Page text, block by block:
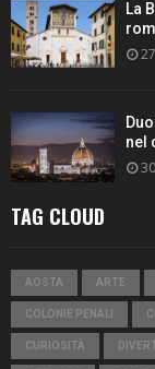
La
nel
TAG CLOUD
AOSTA ARTE
COLONIE PENALI
CURIOSITÀ